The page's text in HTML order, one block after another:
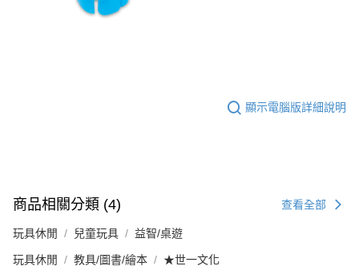
顯示電腦版詳細說明
商品相關分類 (4) 查看全部
玩具休閒 兒童玩具 益智/桌遊
玩具休閒 教具/圖書/繪本 ★世一文化